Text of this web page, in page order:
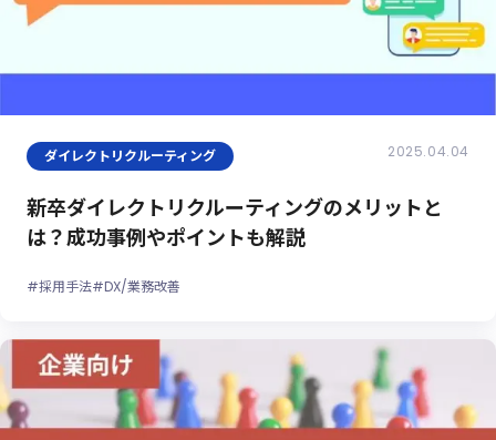
ダイレクトリクルーティング 2025.04.04
新卒ダイレクトリクルーティングのメリットと
は？成功事例やポイントも解説
#採用手法#DX/業務改善